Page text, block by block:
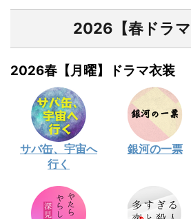
2026【春ドラ
2026春【月曜】ドラマ衣装
サバ缶、宇宙へ
行く
銀河の一票